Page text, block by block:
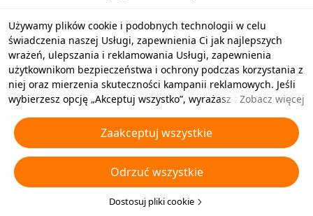
Używamy plików cookie i podobnych technologii w celu
świadczenia naszej Usługi, zapewnienia Ci jak najlepszych
wrażeń, ulepszania i reklamowania Usługi, zapewnienia
użytkownikom bezpieczeństwa i ochrony podczas korzystania z
niej oraz mierzenia skuteczności kampanii reklamowych. Jeśli
wybierzesz opcję „Akceptuj wszystko”, wyrażasz zgodę na
oraz podobnych technologii na Twoim urządzeniu w celach
reklamowych. Możesz także wybrać opcję „Odrzucić wszystkie”,
aby odrzucić wszystkie nieistotne pliki cookie lub wybrać typy
plików cookie, które chcesz zaakceptować albo wyłączyć,
klikając opcję „Dostosuj pliki cookie” poniżej lub w dowolnej
chwili w ustawieniach prywatności. Aby uzyskać więcej
Zobacz więcej
Zaakceptuj wszystkie
Odrzuć wszystkie
Dostosuj pliki cookie